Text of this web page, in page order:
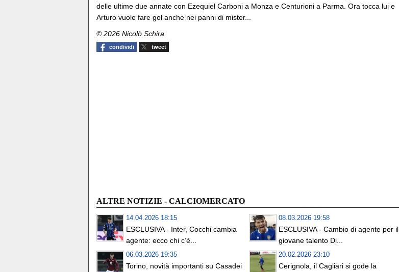
delle ultime due annate con Ezequiel Carboni a Monza e Centurioni a Parma. Ora tocca lui e
Arturo vuole fare gol anche nei panni di mister...
© 2026 Nicolò Schira
condividi tweet
ALTRE NOTIZIE - CALCIOMERCATO
14.04.2026 18:15
ESCLUSIVA - Inter, Cocchi cambia
agente: ecco chi c’è...
08.03.2026 19:58
ESCLUSIVA - Cambio di agente per il
giovane talento Di...
06.03.2026 19:35
Torino, novità importanti su Casadei
20.02.2026 23:10
Cerignola, il Cagliari si gode la